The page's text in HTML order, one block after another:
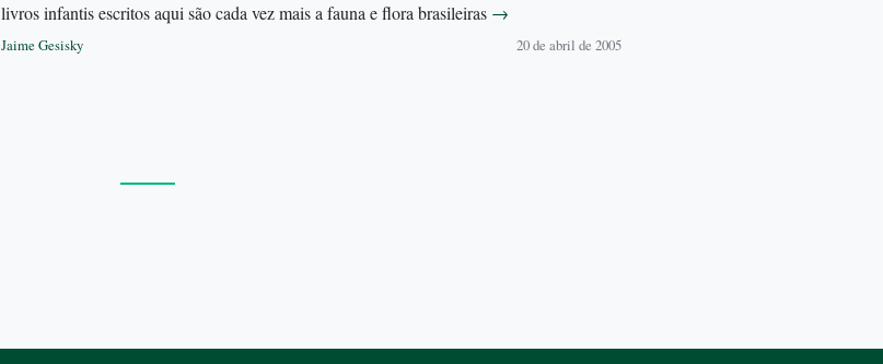
livros infantis escritos aqui são cada vez mais a fauna e flora brasileiras →
Jaime Gesisky 20 de abril de 2005